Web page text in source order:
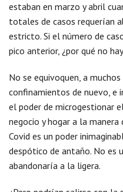
estaban en marzo y abril
totales de casos requerían
estricto. Si el número de
pico anterior, ¿por qué no
No se equivoquen, a
confinamientos de nuevo, e
el poder de microgestionar
negocio y hogar a la
Covid es un poder
despótico de antaño. No es
abandonaría a la ligera.